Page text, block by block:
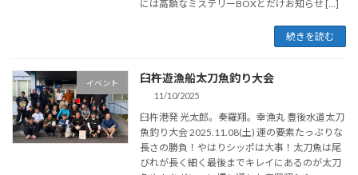
には高額なミステリーBOXとだけお知らせ […]
続きを読む
イベント 臼杵遊漁船太刀魚釣り大会
11/10/2025
臼杵港発 光太郎。奏羅翔。幸漁丸 豊後水道太刀
魚釣り大会 2025.11.08(土) 運の要素たっぷりな
長さの勝負！やはりシッポは大事！太刀魚は尾
びれが長く細く最後までキレイにあるのが太刀